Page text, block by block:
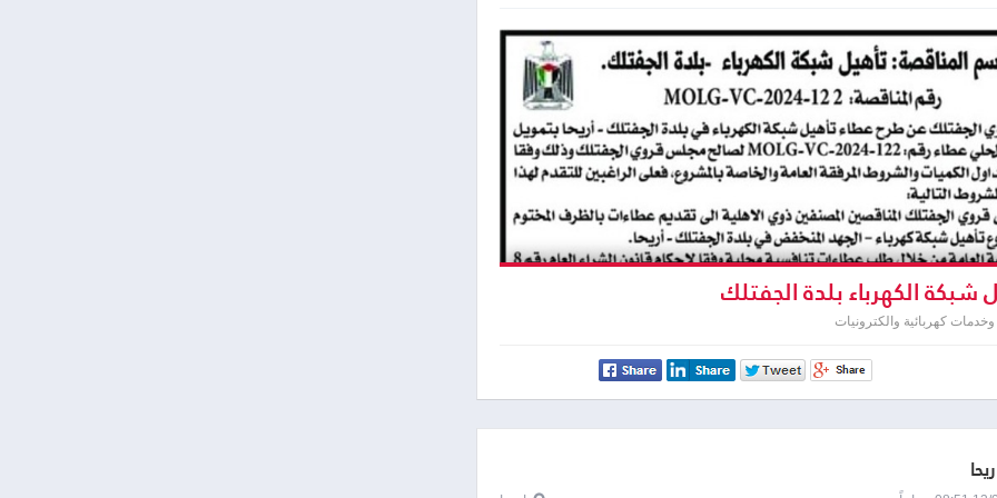
شبكة الكهرباء بلدة الجفتلك
كهربائية والكترونيات